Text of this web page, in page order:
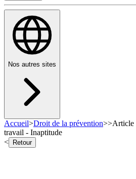
Nos autres sites
Accueil>Droit de la prévention>>Article
travail - Inaptitude
<
Retour